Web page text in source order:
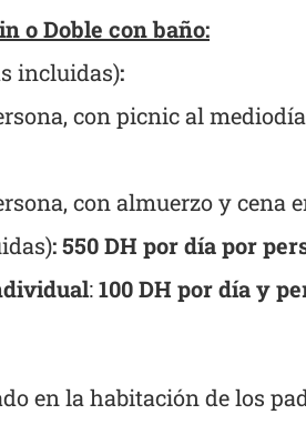
o Doble con baño:
incluidas):
con picnic al
con almuerzo y cena
: 550 DH por día por
:100 DH por día y
en la habitación de los